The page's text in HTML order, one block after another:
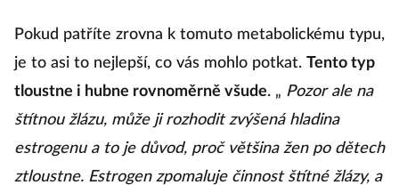
Pokud patříte zrovna k tomuto metabolickému typu,
je to asi to nejlepší, co vás mohlo potkat. Tento typ
tloustne i hubne rovnoměrně všude. „ Pozor ale na
štítnou žlázu, může ji rozhodit zvýšená hladina
estrogenu a to je důvod, proč většina žen po dětech
ztloustne. Estrogen zpomaluje činnost štítné žlázy, a